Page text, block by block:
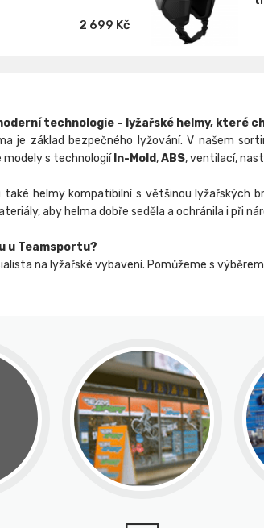
2 699 Kč
technologie – lyžařské helmy, které
je základ bezpečného lyžování. V našem
modely s technologií In-Mold,ABS, ventilací,
také helmy kompatibilní s většinou lyžařských
aby helma dobře seděla a ochránila i při
u Teamsportu?
na lyžařské vybavení. Pomůžeme s